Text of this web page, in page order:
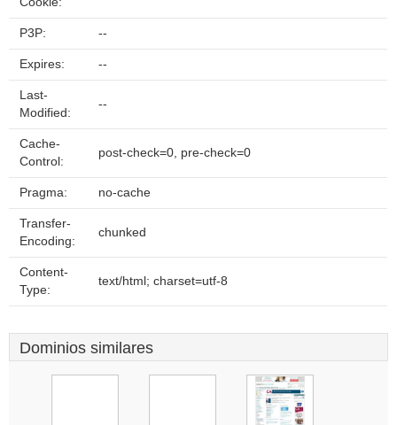
P3P: --
Expires: --
Last-
Modified:
--
Cache-
Control:
post-check=0, pre-check=0
Pragma: no-cache
Transfer-
Encoding:
chunked
Content-
Type:
text/html; charset=utf-8
Dominios similares